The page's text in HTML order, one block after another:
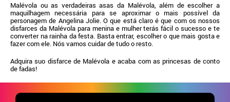
Malévola ou as verdadeiras asas da Malévola, além de escolher a
maquilhagem necessária para se aproximar o mais possível da
personagem de Angelina Jolie. O que está claro é que com os nossos
disfarces da Malévola para menina e mulher terás fácil o sucesso e te
converter na rainha da festa. Basta entrar, escolher o que mais gosta e
fazer com ele. Nós vamos cuidar de tudo o resto.
Adquira suo disfarce de Malévola e acaba com as princesas de conto
de fadas!